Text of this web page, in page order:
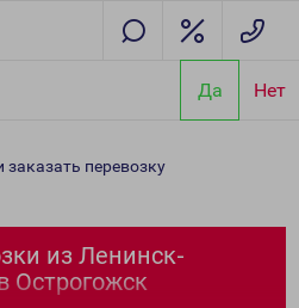
Да Нет
заказать перевозку
из Ленинск-
Острогожск